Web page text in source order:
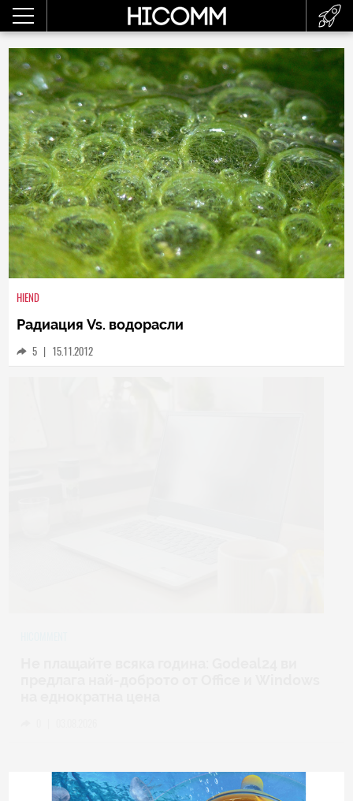
HIEND
Радиация Vs. водорасли
5 | 15.11.2012